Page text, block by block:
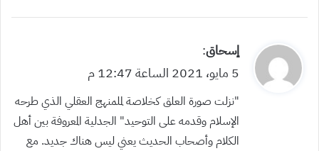
ي
ق
و
ل
إسحاق:
5 مايو، 2021 الساعة 12:47 م
“نزلت صورة العلق كخلاصة لملمنهج العقلي الذي طرحه
الإسلام وقدمه على التوحيد” الجدلية المعروفة بين أهل
الكلام وأصحاب الحديث يعني ليس هناك جديد. مع